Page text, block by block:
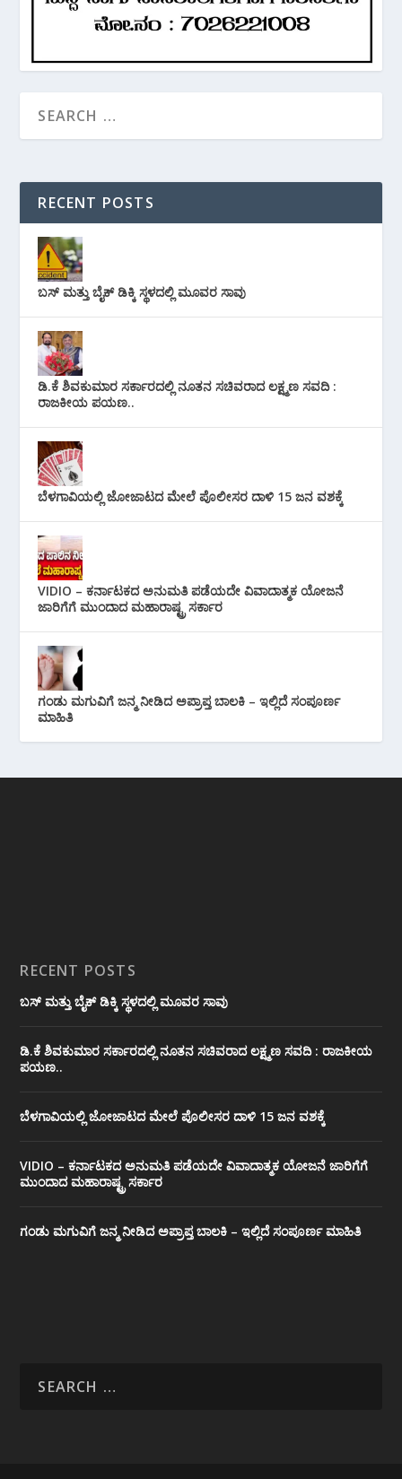
RECENT POSTS
ಬಸ್ ಮತ್ತು ಬೈಕ್ ಡಿಕ್ಕಿ ಸ್ಥಳದಲ್ಲಿ ಮೂವರ ಸಾವು
ಡಿ.ಕೆ ಶಿವಕುಮಾರ ಸರ್ಕಾರದಲ್ಲಿ ನೂತನ ಸಚಿವರಾದ ಲಕ್ಷ್ಮಣ ಸವದಿ :
ರಾಜಕೀಯ ಪಯಣ..
ಬೆಳಗಾವಿಯಲ್ಲಿ ಜೋಜಾಟದ ಮೇಲೆ ಪೊಲೀಸರ ದಾಳಿ 15 ಜನ ವಶಕ್ಕೆ
VIDIO – ಕರ್ನಾಟಕದ ಅನುಮತಿ ಪಡೆಯದೇ ವಿವಾದಾತ್ಮಕ ಯೋಜನೆ
ಜಾರಿಗೆಗೆ ಮುಂದಾದ ಮಹಾರಾಷ್ಟ್ರ ಸರ್ಕಾರ
ಗಂಡು ಮಗುವಿಗೆ ಜನ್ಮ ನೀಡಿದ ಅಪ್ರಾಪ್ತ ಬಾಲಕಿ – ಇಲ್ಲಿದೆ ಸಂಪೂರ್ಣ
ಮಾಹಿತಿ
RECENT POSTS
ಬಸ್ ಮತ್ತು ಬೈಕ್ ಡಿಕ್ಕಿ ಸ್ಥಳದಲ್ಲಿ ಮೂವರ ಸಾವು
ಡಿ.ಕೆ ಶಿವಕುಮಾರ ಸರ್ಕಾರದಲ್ಲಿ ನೂತನ ಸಚಿವರಾದ ಲಕ್ಷ್ಮಣ ಸವದಿ : ರಾಜಕೀಯ
ಪಯಣ..
ಬೆಳಗಾವಿಯಲ್ಲಿ ಜೋಜಾಟದ ಮೇಲೆ ಪೊಲೀಸರ ದಾಳಿ 15 ಜನ ವಶಕ್ಕೆ
VIDIO – ಕರ್ನಾಟಕದ ಅನುಮತಿ ಪಡೆಯದೇ ವಿವಾದಾತ್ಮಕ ಯೋಜನೆ ಜಾರಿಗೆಗೆ
ಮುಂದಾದ ಮಹಾರಾಷ್ಟ್ರ ಸರ್ಕಾರ
ಗಂಡು ಮಗುವಿಗೆ ಜನ್ಮ ನೀಡಿದ ಅಪ್ರಾಪ್ತ ಬಾಲಕಿ – ಇಲ್ಲಿದೆ ಸಂಪೂರ್ಣ ಮಾಹಿತಿ